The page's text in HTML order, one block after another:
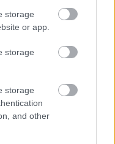
storage
or app.
storage
storage
and other
Éva élete...
az
fotója
hogy ő már
a kisfia és párja
A család
néhány nap